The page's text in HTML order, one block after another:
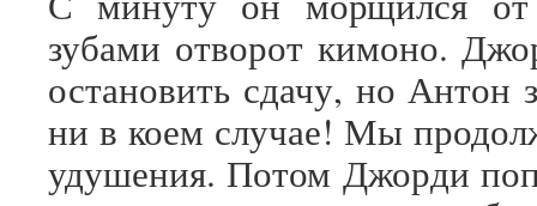
зубами отворот кимоно.
остановить сдачу, но Антон
ни в коем случае! Мы
удушения. Потом Джорди